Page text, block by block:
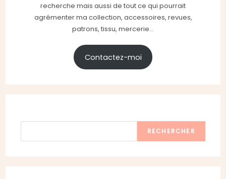
recherche mais aussi de tout ce qui pourrait
agrémenter ma collection, accessoires, revues,
patrons, tissu, mercerie...
Contactez-moi
RECHERCHER